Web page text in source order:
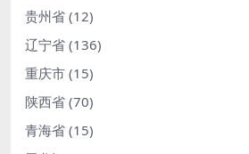
贵州省 (12)
辽宁省 (136)
重庆市 (15)
陕西省 (70)
青海省 (15)